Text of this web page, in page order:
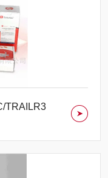
TRAILR3